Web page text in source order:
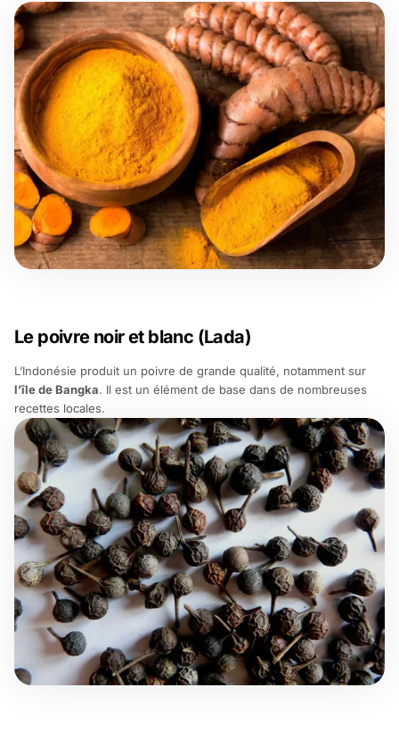
Le poivre noir et blanc (Lada)
L’Indonésie produit un poivre de grande qualité, notamment sur
l’île de Bangka. Il est un élément de base dans de nombreuses
recettes locales.